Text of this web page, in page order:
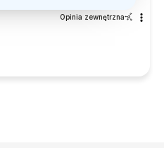
Opinia zewnętrzna